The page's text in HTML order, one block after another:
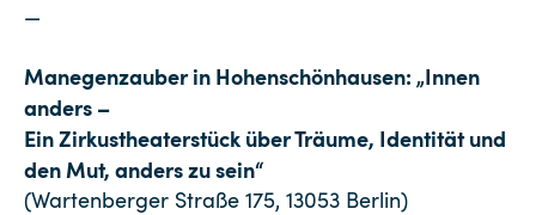
—
Manegenzauber in Hohenschönhausen: „Innen
anders –
Ein Zirkustheaterstück über Träume, Identität und
den Mut, anders zu sein“
(Wartenberger Straße 175, 13053 Berlin)